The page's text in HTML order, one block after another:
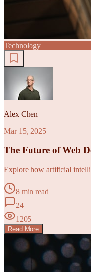
Technology
Alex Chen
Mar 15, 2025
The Future of Web
Explore how artificial
8 min read
24
1205
Read More